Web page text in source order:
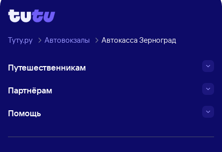
Туту.ру Автовокзалы Автокасса Зерноград
Путешественникам
Партнёрам
Помощь